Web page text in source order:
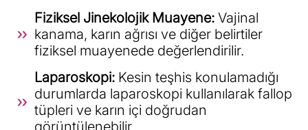
Fiziksel Jinekolojik Muayene: Vajinal
kanama, karın ağrısı ve diğer belirtiler
fiziksel muayenede değerlendirilir.
Laparoskopi: Kesin teşhis konulamadığı
durumlarda laparoskopi kullanılarak fallop
tüpleri ve karın içi doğrudan
görüntülenebilir.